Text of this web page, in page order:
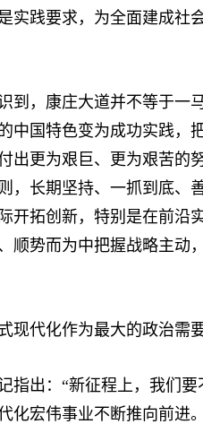
实践要求，为全面建成社
，康庄大道并不等于一
中国特色变为成功实践，
出更为艰巨、更为艰苦的
，长期坚持、一抓到底、
开拓创新，特别是在前沿
顺势而为中把握战略主动
代化作为最大的政治需
出：“新征程上，我们要
化宏伟事业不断推向前进